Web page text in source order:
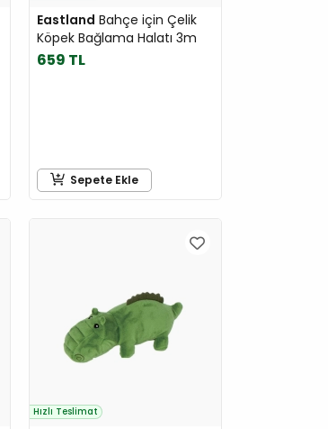
Eastland Bahçe için Çelik
Köpek Bağlama Halatı 3m
659 TL
Sepete Ekle
Hızlı Teslimat